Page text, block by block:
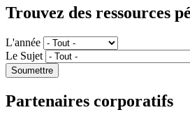
Trouvez des ressources
L'année
Le Sujet
Partenaires corporatifs